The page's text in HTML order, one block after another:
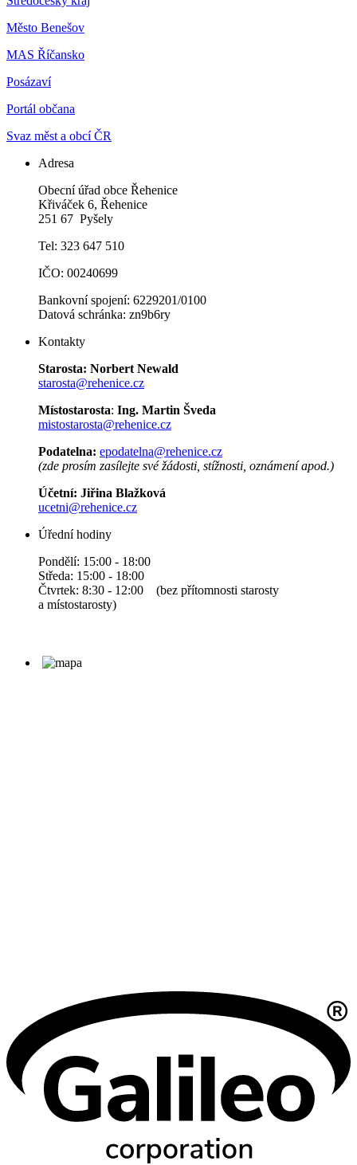
Město Benešov
MAS Říčansko
Posázaví
Portál občana
Svaz měst a obcí ČR
Adresa
Obecní úřad obce Řehenice
Křiváček 6, Řehenice
251 67 Pyšely
Tel: 323 647 510
IČO: 00240699
Bankovní spojení: 6229201/0100
Datová schránka: zn9b6ry
Kontakty
Starosta: Norbert Newald
starosta@rehenice.cz
Místostarosta: Ing. Martin Šveda
mistostarosta@rehenice.cz
Podatelna: epodatelna@rehenice.cz
(zde prosím zasílejte své žádosti, stížnosti, oznámení apod.)
Účetní: Jiřina Blažková
ucetni@rehenice.cz
Úřední hodiny
Pondělí: 15:00 - 18:00
Středa: 15:00 - 18:00
Čtvrtek: 8:30 - 12:00 (bez přítomnosti starosty
a místostarosty)